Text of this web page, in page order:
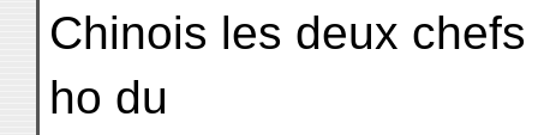
Chinois les deux
ho du